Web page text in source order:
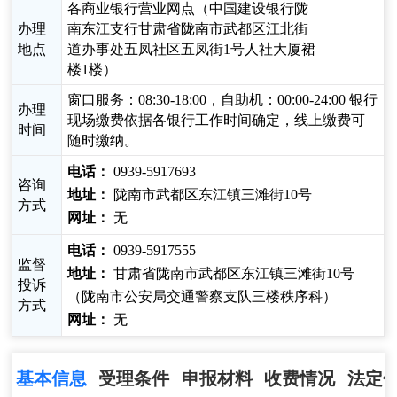
办理
地点
各商业银行营业网点（中国建设银行陇
南东江支行甘肃省陇南市武都区江北街
道办事处五凤社区五凤街1号人社大厦裙
楼1楼）
办理
时间
窗口服务：08:30-18:00，自助机：00:00-24:00 银行
现场缴费依据各银行工作时间确定，线上缴费可
随时缴纳。
咨询
方式
电话： 0939-5917693
地址：
陇南市武都区东江镇三滩街10号
网址： 无
监督
投诉
方式
电话： 0939-5917555
地址： 甘肃省陇南市武都区东江镇三滩街10号
（陇南市公安局交通警察支队三楼秩序科）
网址： 无
基本信息 受理条件 申报材料 收费情况 法定